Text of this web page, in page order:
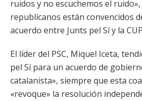
ruidos y no escuchemos el
republicanos están convencidos
acuerdo entre Junts pel Sí y la
El líder del PSC, Miquel Iceta,
pel Sí para un acuerdo de
catalanista», siempre que esta
«revoque» la resolución